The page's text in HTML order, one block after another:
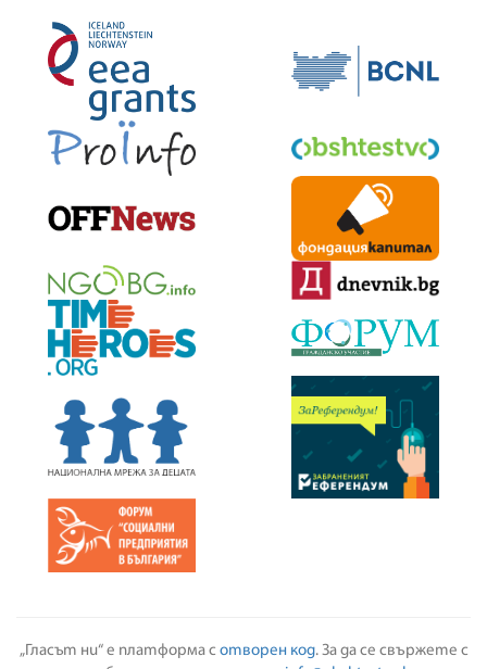
„Гласът ни“ е платформа с отворен код. За да се свържете с